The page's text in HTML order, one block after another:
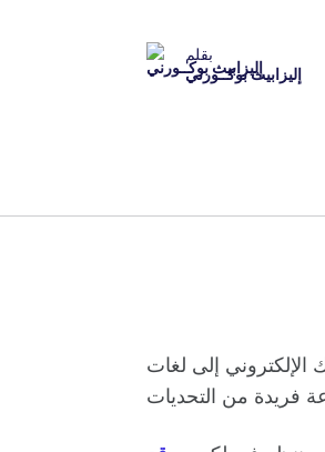
بقلم
إليزابيث بوكــورني
إلى لغات